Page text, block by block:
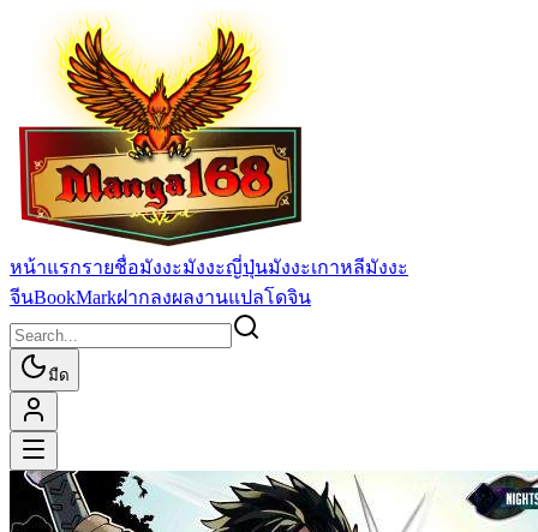
หน้าแรกรายชื่อมังงะมังงะญี่ปุ่นมังงะเกาหลีมังงะ
จีนBookMarkฝากลงผลงานแปลโดจิน
มืด